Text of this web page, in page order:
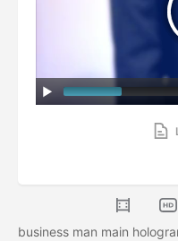
business man main